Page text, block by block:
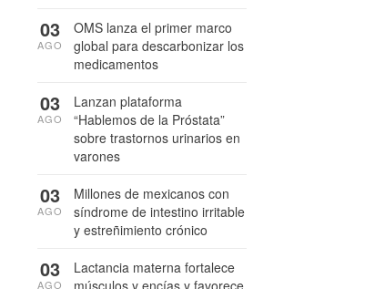
OMS lanza el primer marco
global para descarbonizar los
medicamentos
03
AGO
Lanzan plataforma
“Hablemos de la Próstata”
sobre trastornos urinarios en
varones
03
AGO
Millones de mexicanos con
síndrome de intestino irritable
y estreñimiento crónico
03
AGO
Lactancia materna fortalece
músculos y encías y favorece
03
AGO